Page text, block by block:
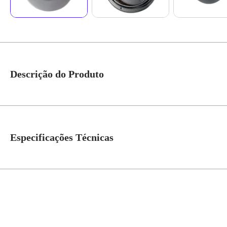
Descrição do Produto
Especificações Técnicas